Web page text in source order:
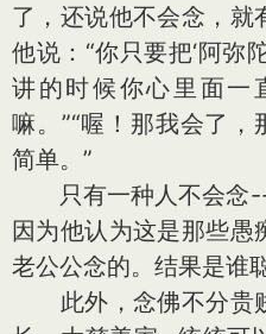
了，还说他不会念，就
他说：“你只要把‘阿弥
讲的时候你心里面一
嘛。”“喔！那我会了，
简单。”
只有一种人不会念---
因为他认为这是那些愚
老公公念的。结果是谁
此外，念佛不分贵